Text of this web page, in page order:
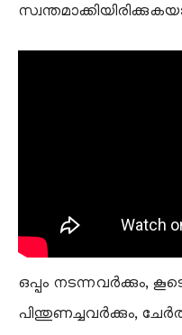
ഒപ്പം നടന്നവർക്കും,
പിന്തുണച്ചവർക്കും,